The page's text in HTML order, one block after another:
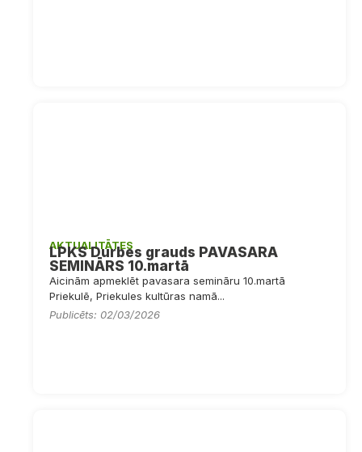
AKTUALITĀTES
LPKS Durbes grauds PAVASARA
SEMINĀRS 10.martā
Aicinām apmeklēt pavasara semināru 10.martā
Priekulē, Priekules kultūras namā...
Publicēts: 02/03/2026